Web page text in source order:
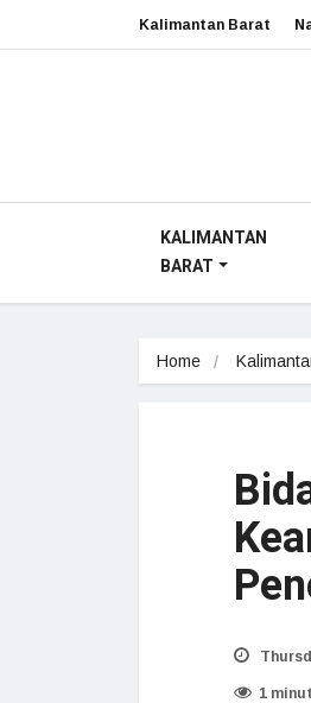
Kalimantan Barat
KALIMANTAN
BARAT
Home
1